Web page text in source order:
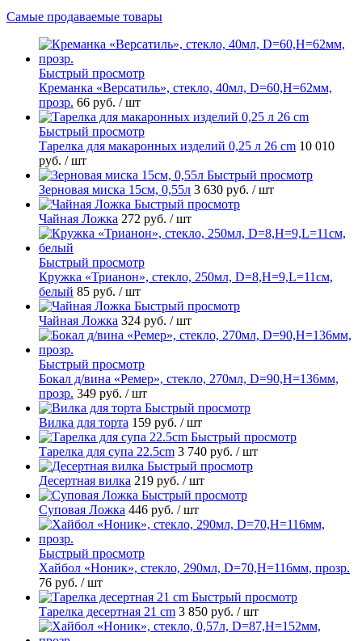
Самые продаваемые товары
Быстрый просмотр
Креманка «Версатиль», стекло, 40мл, D=60,H=62мм,
прозр. 66 руб. / шт
Быстрый просмотр
Тарелка для макаронных изделий 0,25 л 26 cm 10 010
руб. / шт
Быстрый просмотр
Зерновая миска 15см, 0,55л 3 630 руб. / шт
Быстрый просмотр
Чайная Ложка 272 руб. / шт
Быстрый просмотр
Кружка «Трианон», стекло, 250мл, D=8,H=9,L=11см,
белый 85 руб. / шт
Быстрый просмотр
Чайная Ложка 324 руб. / шт
Быстрый просмотр
Бокал д/вина «Ремер», стекло, 270мл, D=90,H=136мм,
прозр. 349 руб. / шт
Быстрый просмотр
Вилка для торта 159 руб. / шт
Быстрый просмотр
Тарелка для супа 22.5cm 3 740 руб. / шт
Быстрый просмотр
Десертная вилка 219 руб. / шт
Быстрый просмотр
Суповая Ложка 446 руб. / шт
Быстрый просмотр
Хайбол «Ноник», стекло, 290мл, D=70,H=116мм, прозр.
76 руб. / шт
Быстрый просмотр
Тарелка десертная 21 cm 3 850 руб. / шт